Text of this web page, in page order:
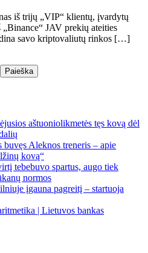
iš trijų „VIP“ klientų, įvardytų
JAV prekių ateities
savo kriptovaliutų rinkos […]
Paieška
aštuoniolikmetės tęs kovą dėl
Aleknos treneris – apie
kovą“
tebebuvo spartus, augo tiek
normos
įgauna pagreitį – startuoja
| Lietuvos bankas